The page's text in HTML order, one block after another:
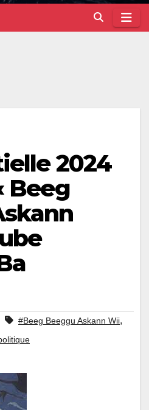
2024
Beeg
#Beeg Beeggu Askann Wii,